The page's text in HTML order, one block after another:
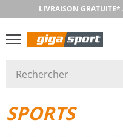
LIVRAISON GRATUITE*
SPORTS